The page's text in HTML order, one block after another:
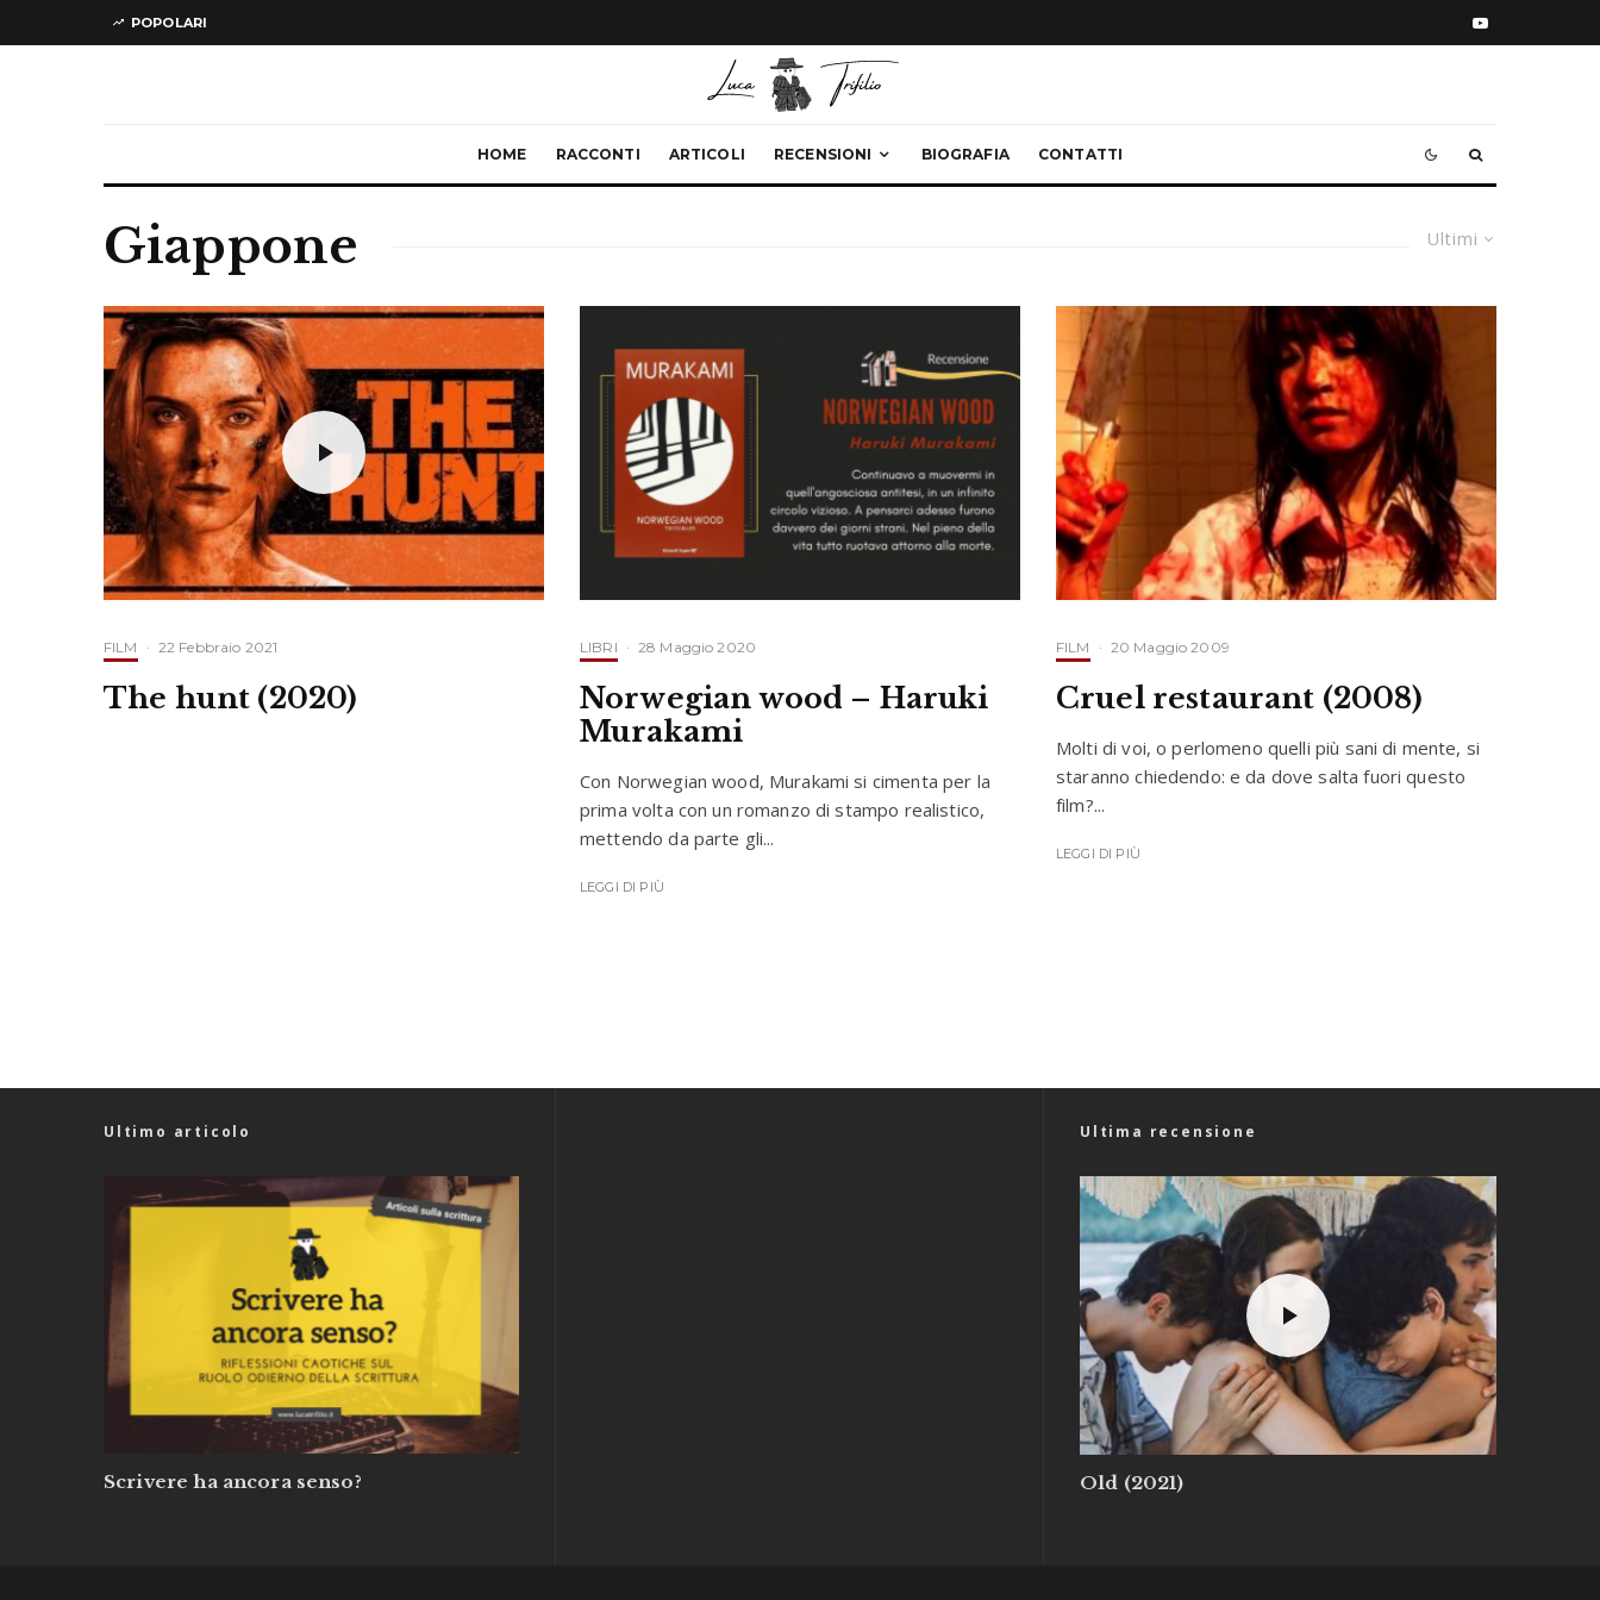
POPOLARI
HOME RACCONTI ARTICOLI RECENSIONI BIOGRAFIA CONTATTI
Ultimi
Giappone
FILM · 22 Febbraio 2021
The hunt (2020)
LIBRI · 28 Maggio 2020
Norwegian wood – Haruki
Murakami
Con Norwegian wood, Murakami si cimenta per la
prima volta con un romanzo di stampo realistico,
mettendo da parte gli...
LEGGI DI PIÙ
FILM · 20 Maggio 2009
Cruel restaurant (2008)
Molti di voi, o perlomeno quelli più sani di mente, si
staranno chiedendo: e da dove salta fuori questo
film?...
LEGGI DI PIÙ
Ultimo articolo
Scrivere ha ancora senso?
Ultima recensione
Old (2021)